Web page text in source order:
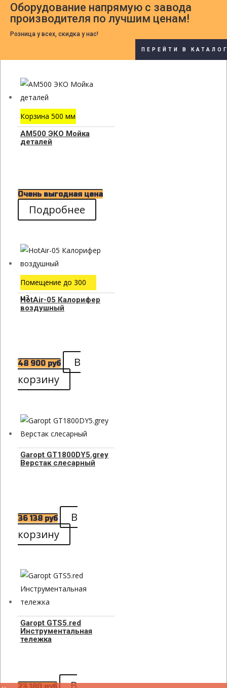
Оборудование напрямую с завода
производителя по лучшим ценам!
Розница у всех, скидка у нас!
ПЕРЕЙТИ В
Корзина 500 мм
АМ500 ЭКО Мойка
деталей
Очень выгодная цена
Подробнее
Помещение до 300
м3
HotAir-05 Калорифер
воздушный
48 900 руб
В
корзину
Garopt GT1800DY5.grey
Верстак слесарный
36 138 руб
В
корзину
Garopt GTS5.red
Инструментальная
тележка
В